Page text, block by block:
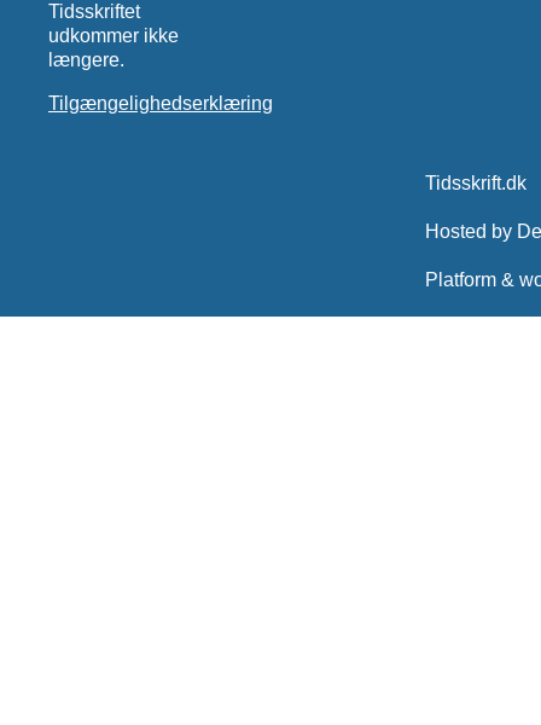
Tidsskriftet
udkommer ikke
længere.
Tilgængelighedserklæring